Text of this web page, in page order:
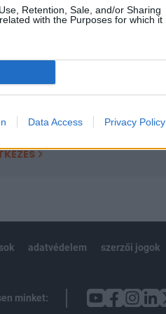
Retention, Sale, and/or Sharing
with the Purposes for which it
Data Access Privacy Policy
belüli
adatvédelem szerzői jogok
minket: